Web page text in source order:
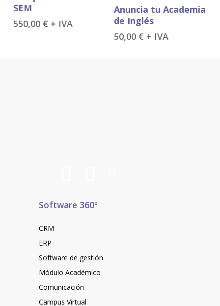
SEM
550,00 € + IVA
Añadir Al Carrito
Anuncia tu Academia
de Inglés
50,00 € + IVA
Software 360º
CRM
ERP
Software de gestión
Módulo Académico
Comunicación
Campus Virtual